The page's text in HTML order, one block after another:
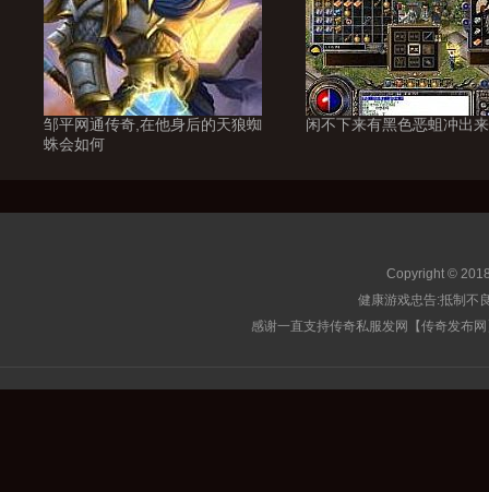
邹平网通传奇,在他身后的天狼蜘
蛛会如何
闲不下来有黑色恶蛆冲出
Copyright ©
健康游戏忠告:抵制不
感谢一直支持传奇私服发网【传奇发布